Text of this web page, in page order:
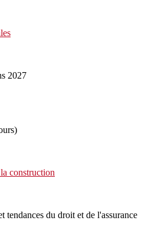
2027
construction
tendances du droit et de l'assurance